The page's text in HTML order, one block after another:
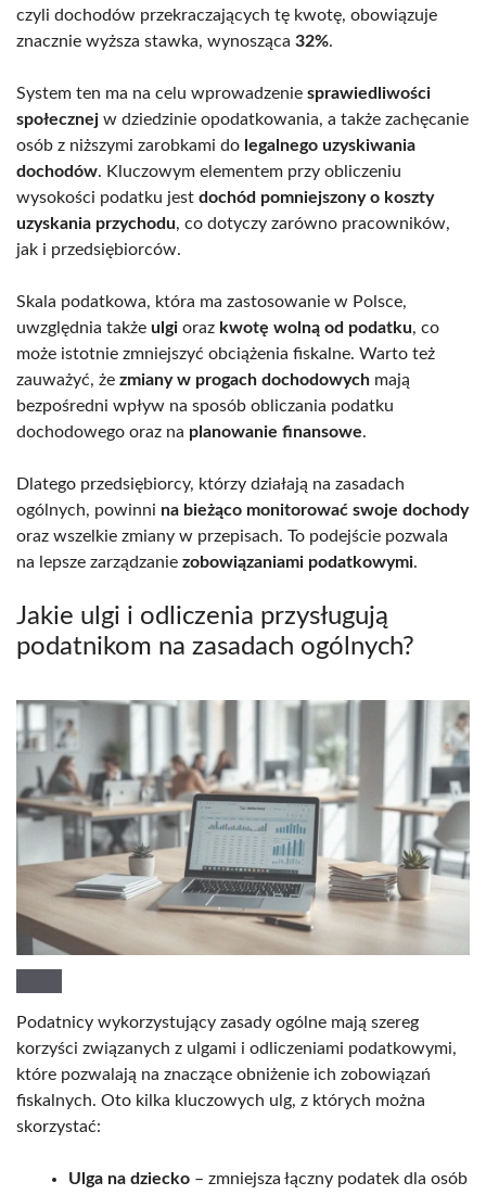
czyli dochodów przekraczających tę kwotę, obowiązuje
znacznie wyższa stawka, wynosząca 32%.
System ten ma na celu wprowadzenie sprawiedliwości
społecznej w dziedzinie opodatkowania, a także zachęcanie
osób z niższymi zarobkami do legalnego uzyskiwania
dochodów. Kluczowym elementem przy obliczeniu
wysokości podatku jest dochód pomniejszony o koszty
uzyskania przychodu, co dotyczy zarówno pracowników,
jak i przedsiębiorców.
Skala podatkowa, która ma zastosowanie w Polsce,
uwzględnia także ulgi oraz kwotę wolną od podatku, co
może istotnie zmniejszyć obciążenia fiskalne. Warto też
zauważyć, że zmiany w progach dochodowych mają
bezpośredni wpływ na sposób obliczania podatku
dochodowego oraz na planowanie finansowe.
Dlatego przedsiębiorcy, którzy działają na zasadach
ogólnych, powinni na bieżąco monitorować swoje dochody
oraz wszelkie zmiany w przepisach. To podejście pozwala
na lepsze zarządzanie zobowiązaniami podatkowymi.
Jakie ulgi i odliczenia przysługują
podatnikom na zasadach ogólnych?
Podatnicy wykorzystujący zasady ogólne mają szereg
korzyści związanych z ulgami i odliczeniami podatkowymi,
które pozwalają na znaczące obniżenie ich zobowiązań
fiskalnych. Oto kilka kluczowych ulg, z których można
skorzystać:
Ulga na dziecko – zmniejsza łączny podatek dla osób